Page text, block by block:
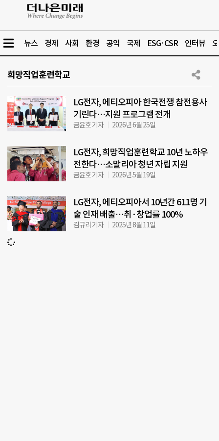
뉴스 경제 사회 환경 공익 국제 ESG·CSR 인터뷰
희망직업훈련학교
LG전자, 에티오피아 한국전쟁 참전용사
기린다…지원 프로그램 전개
금윤호 기자 2026년 6월 25일
LG전자, 희망직업훈련학교 10년 노하우
전한다…소말리아 청년 자립 지원
금윤호 기자 2026년 5월 19일
LG전자, 에티오피아서 10년간 611명 기
술 인재 배출…취·창업률 100%
김규리 기자 2025년 8월 11일